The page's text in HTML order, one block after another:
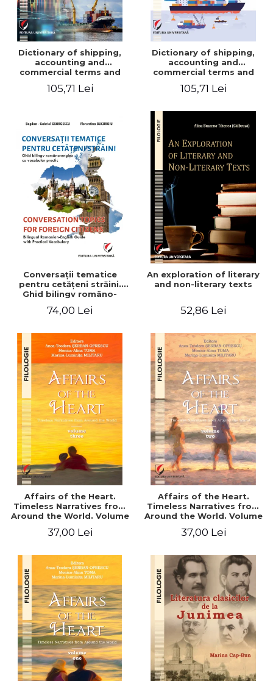
Dictionary of shipping,
accounting and
commercial terms and
English-German
105,71 Lei
Dictionary of shipping,
accounting and
commercial terms and
Russian – German
105,71 Lei
Conversaţii tematice
pentru cetăţeni străini.
Ghid bilingv româno-
practic/Conversation
Bilingual Romanian-English
guide with practical
vocabulary
74,00 Lei
An exploration of literary
and non-literary texts
52,86 Lei
Affairs of the Heart.
Timeless Narratives from
Around the World. Volume
37,00 Lei
Affairs of the Heart.
Timeless Narratives from
Around the World. Volume
37,00 Lei